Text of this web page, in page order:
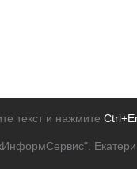
текст и нажмите